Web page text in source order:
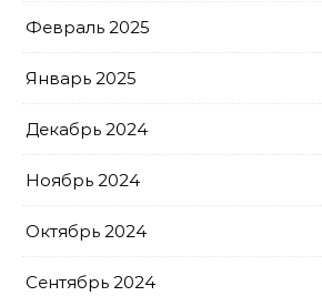
Февраль 2025
Январь 2025
Декабрь 2024
Ноябрь 2024
Октябрь 2024
Сентябрь 2024